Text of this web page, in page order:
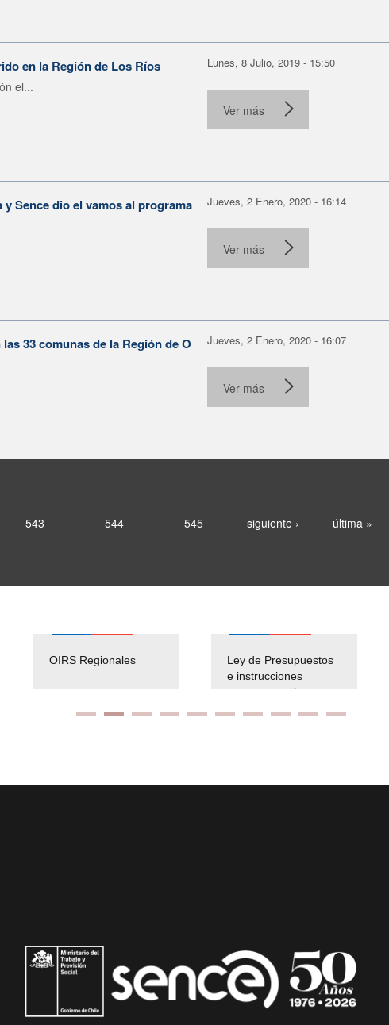
en la Región de Los Ríos
el...
Lunes, 8 Julio, 2019 - 15:50
Ver más
Sence dio el vamos al programa
Jueves, 2 Enero, 2020 - 16:14
Ver más
33 comunas de la Región de O
Jueves, 2 Enero, 2020 - 16:07
Ver más
543 544 545 siguiente › última »
OIRS Regionales
Ley de Presupuestos
e instrucciones
presuspuetarias